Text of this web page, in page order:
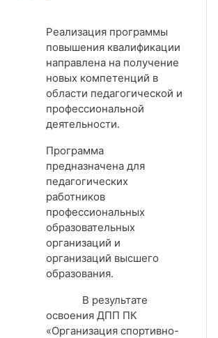
Реализация программы
повышения квалификации
направлена на получение
новых компетенций в
области педагогической и
профессиональной
деятельности.
Программа
предназначена для
педагогических
работников
профессиональных
образовательных
организаций и
организаций высшего
образования.
В результате
освоения ДПП ПК
«Организация спортивно-